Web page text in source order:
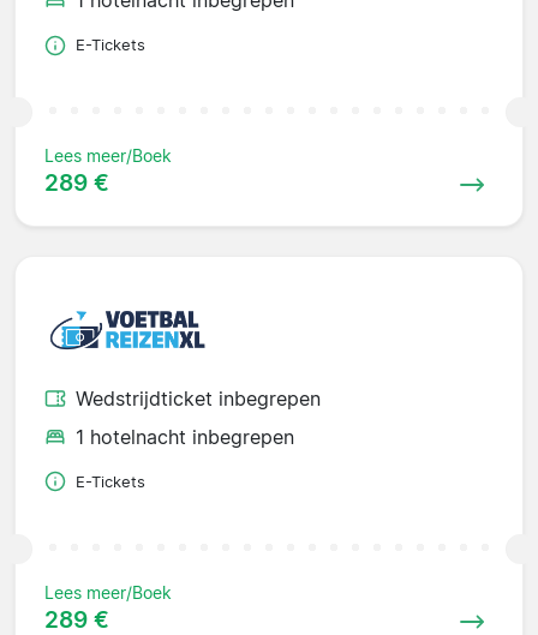
E-Tickets
Lees meer/Boek
289 €
Wedstrijdticket inbegrepen
1 hotelnacht inbegrepen
E-Tickets
Lees meer/Boek
289 €